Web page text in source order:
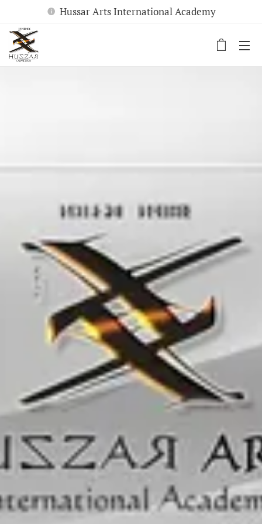
Hussar Arts International Academy